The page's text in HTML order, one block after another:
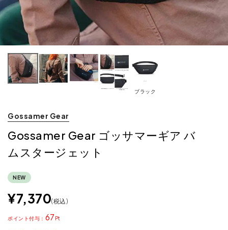
ブラック
Gossamer Gear
Gossamer Gear ゴッサマーギア バ
ムスタージェット
NEW
¥7,370 税込
67
ポイント